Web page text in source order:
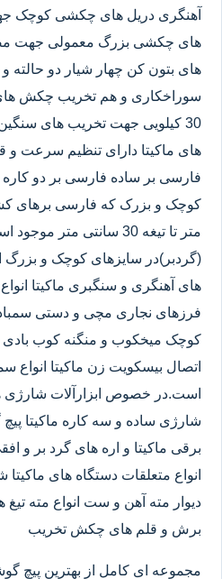
آهنگری دریل های چکشی کوچک
های چکشی بزرگ معمولی جهت
های بتون کن چهار شیار دو حالته
30 کیلویی جهت تخریب های
های ماکیتا دارای تنظیم سرعت و
فارسی بر ساده فارسی بر دو
متر تا تیغه 30 سانتی
(گردبر)در سایزهای کوچک و بزرگ
های آهنگری و سنگبری ماکیتا
فرزهای نجاری مچی و دستی
کوچک میخکوب و منگنه کوب بادی
اتصال بیسکویت زن ماکیتا انواع
است.در خصوص ابزارآلات شارژی
شارژی ساده و سه کاره ماکیتا
برقی ماکیتا و اره های گرد بر و
انواع متعلقات دستگاه های
دیوار مته آهن و ست انواع مته تیغ
برش و قلم های چکش تخریب
مجموعه ای کامل از بهترین پیچ